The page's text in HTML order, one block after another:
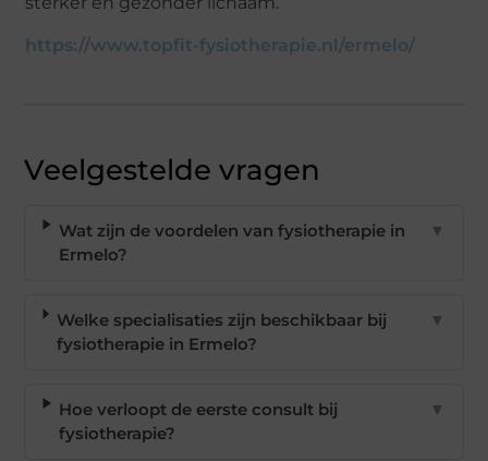
https://www.topfit-fysiotherapie.nl/ermelo/
Veelgestelde vragen
Wat zijn de voordelen van fysiotherapie in
Ermelo?
▼
Welke specialisaties zijn beschikbaar bij
fysiotherapie in Ermelo?
▼
Hoe verloopt de eerste consult bij
fysiotherapie?
▼